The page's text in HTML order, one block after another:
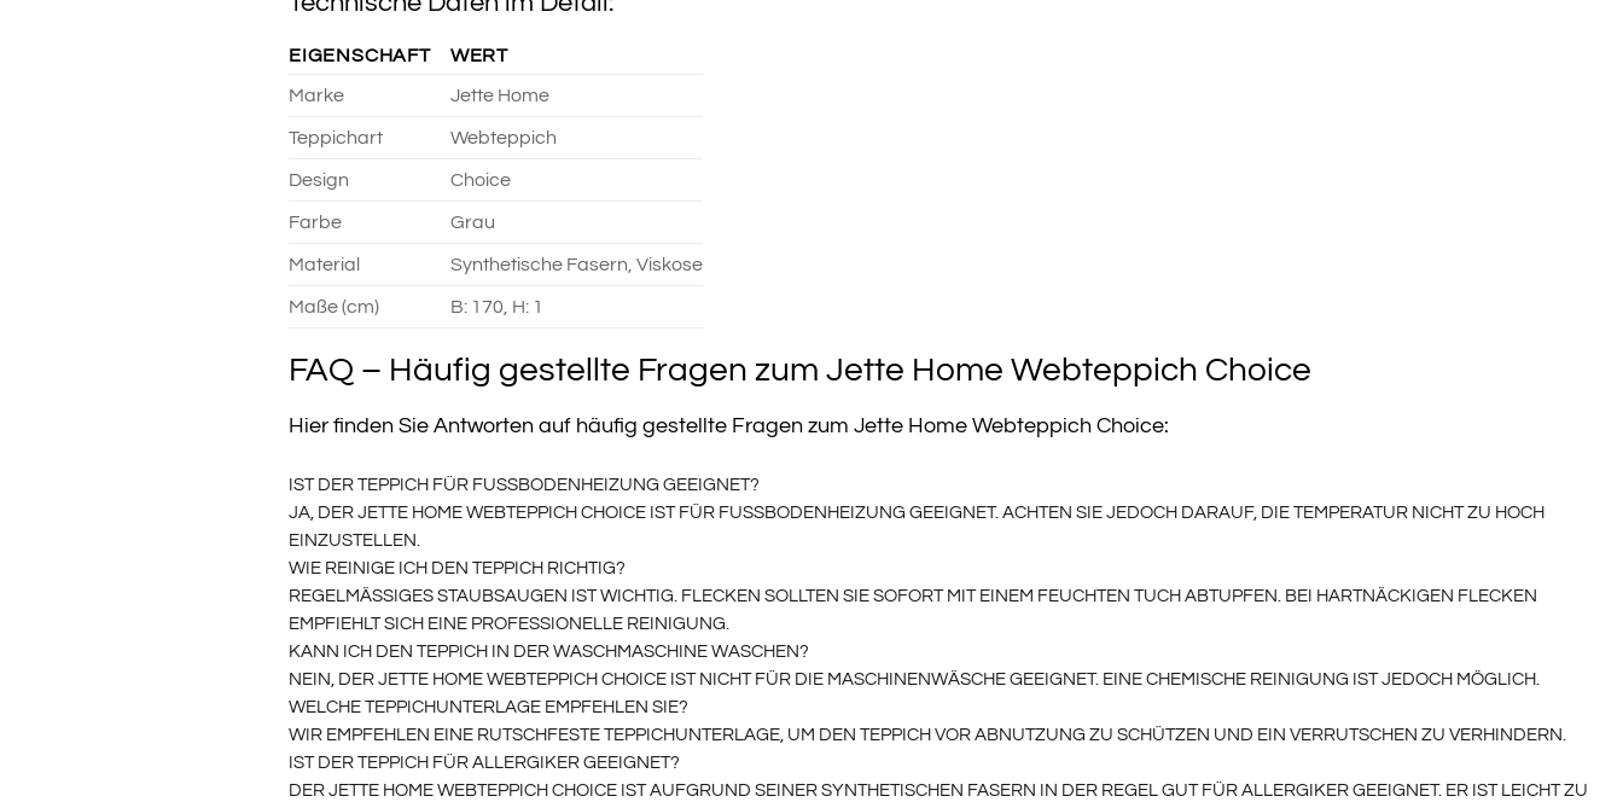
EIGENSCHAFT WERT
Marke Jette Home
Teppichart Webteppich
Design Choice
Farbe Grau
Material Synthetische Fasern, Viskose
Maße (cm) B: 170, H: 1
FAQ – Häufig gestellte Fragen zum Jette Home Webteppich Choice
Hier finden Sie Antworten auf häufig gestellte Fragen zum Jette Home Webteppich Choice:
IST DER TEPPICH FÜR FUSSBODENHEIZUNG GEEIGNET?
JA, DER JETTE HOME WEBTEPPICH CHOICE IST FÜR FUSSBODENHEIZUNG GEEIGNET. ACHTEN SIE JEDOCH DARAUF, DIE TEMPERATUR NICHT ZU HOCH E
INZUSTELLEN.
WIE REINIGE ICH DEN TEPPICH RICHTIG?
REGELMÄSSIGES STAUBSAUGEN IST WICHTIG. FLECKEN SOLLTEN SIE SOFORT MIT EINEM FEUCHTEN TUCH ABTUPFEN. BEI HARTNÄCKIGEN FLECKEN E
MPFIEHLT SICH EINE PROFESSIONELLE REINIGUNG.
KANN ICH DEN TEPPICH IN DER WASCHMASCHINE WASCHEN?
NEIN, DER JETTE HOME WEBTEPPICH CHOICE IST NICHT FÜR DIE MASCHINENWÄSCHE GEEIGNET. EINE CHEMISCHE REINIGUNG IST JEDOCH MÖGLICH.
WELCHE TEPPICHUNTERLAGE EMPFEHLEN SIE?
WIR EMPFEHLEN EINE RUTSCHFESTE TEPPICHUNTERLAGE, UM DEN TEPPICH VOR ABNUTZUNG ZU SCHÜTZEN UND EIN VERRUTSCHEN ZU VERHINDERN.
IST DER TEPPICH FÜR ALLERGIKER GEEIGNET?
DER JETTE HOME WEBTEPPICH CHOICE IST AUFGRUND SEINER SYNTHETISCHEN FASERN IN DER REGEL GUT FÜR ALLERGIKER GEEIGNET. ER IST LEICHT ZU